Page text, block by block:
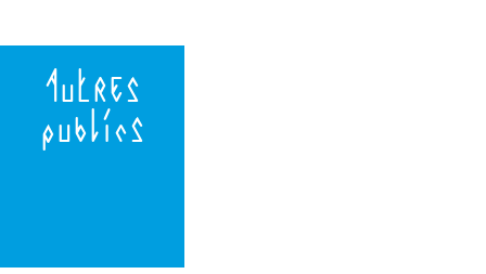
Autres
publics